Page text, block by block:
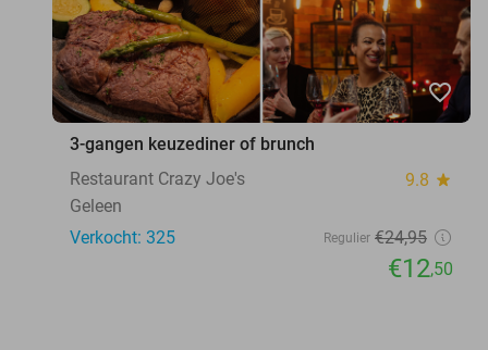
favorite_border
3-gangen keuzediner of brunch
Restaurant Crazy Joe's
9.8 star
Geleen
Verkocht: 325
Regulier €24,95
€12,50